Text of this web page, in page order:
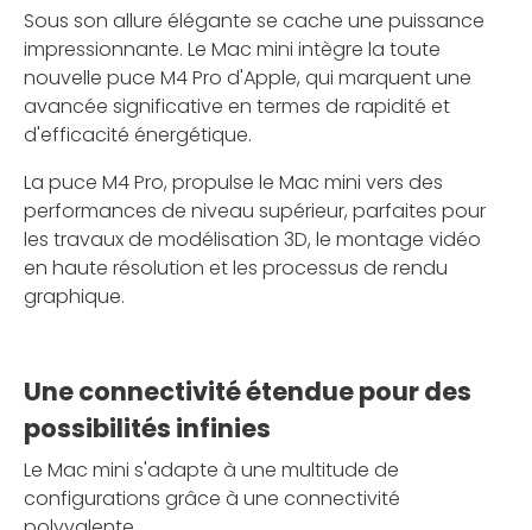
Sous son allure élégante se cache une puissance
impressionnante. Le Mac mini intègre la toute
nouvelle puce M4 Pro d'Apple, qui marquent une
avancée significative en termes de rapidité et
d'efficacité énergétique.
La puce M4 Pro, propulse le Mac mini vers des
performances de niveau supérieur, parfaites pour
les travaux de modélisation 3D, le montage vidéo
en haute résolution et les processus de rendu
graphique.
Une connectivité étendue pour des
possibilités infinies
Le Mac mini s'adapte à une multitude de
configurations grâce à une connectivité